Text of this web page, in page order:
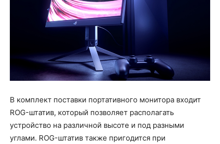
В комплект поставки портативного монитора входит
ROG-штатив, который позволяет располагать
устройство на различной высоте и под разными
углами. ROG-штатив также пригодится при